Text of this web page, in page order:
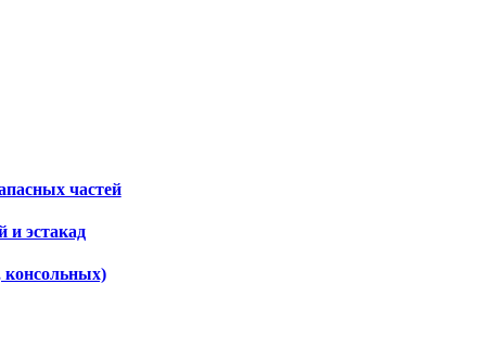
частей
и эстакад
консольных)